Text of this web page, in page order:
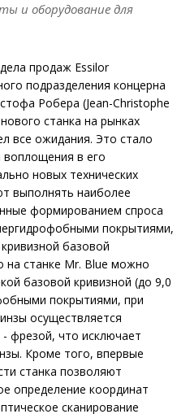
и оборудование для
продаж Essilor
подразделения концерна
Робера (Jean-Christophe
станка на рынках
все ожидания. Это стало
в его
новых технических
выполнять наиболее
формированием спроса
покрытиями,
базовой
на станке Mr. Blue можно
базовой кривизной (до 9,0
покрытиями, при
осуществляется
фрезой, что исключает
Кроме того, впервые
станка позволяют
определение координат
сканирование